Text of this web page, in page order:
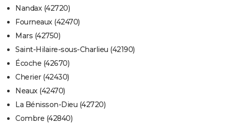
Nandax (42720)
Fourneaux (42470)
Mars (42750)
Saint-Hilaire-sous-Charlieu (42190)
Écoche (42670)
Cherier (42430)
Neaux (42470)
La Bénisson-Dieu (42720)
Combre (42840)